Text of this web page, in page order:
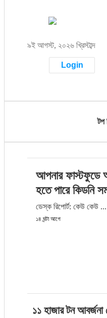
৯ই আগস্ট, ২০২৬ খ্রিস্টাব্দ
Login
সিলেট বিভাগ
এন্টারটেইনমেন্ট
সময়ের প্রলাপ
টপ
আপনার
হতে পারে কিডনি
ডেস্ক রিপোর্ট: কেউ কেউ ...
১৪ ঘন্টা আগে
১১ হাজার টন আবর্জনা